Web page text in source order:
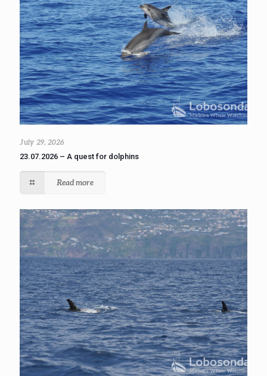
July 29, 2026
23.07.2026 – A quest for dolphins
Read more